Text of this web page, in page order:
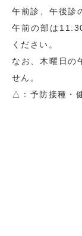
午前診、午後診
午前の部は
ください。
なお、木曜日の
せん。
△：予防接種・